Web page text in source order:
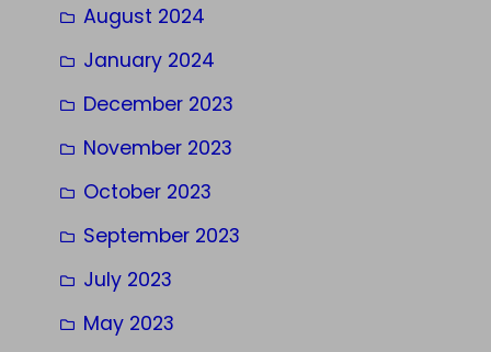
August 2024
January 2024
December 2023
November 2023
October 2023
September 2023
July 2023
May 2023